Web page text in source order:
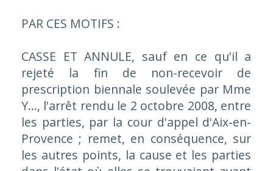
PAR CES MOTIFS :
CASSE ET ANNULE, sauf en ce qu'il a
rejeté la fin de non-recevoir de
prescription biennale soulevée par Mme
Y..., l'arrêt rendu le 2 octobre 2008, entre
les parties, par la cour d'appel d'Aix-en-
Provence ; remet, en conséquence, sur
les autres points, la cause et les parties